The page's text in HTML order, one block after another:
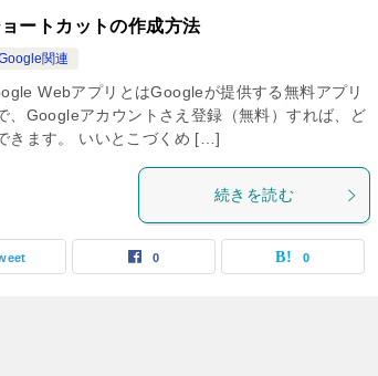
ートカットの作成方法
関連
WebアプリとはGoogleが提供する無料アプリ
、Googleアカウントさえ登録（無料）すれば、ど
きます。 いいとこづくめ […]
続きを読む
0 0